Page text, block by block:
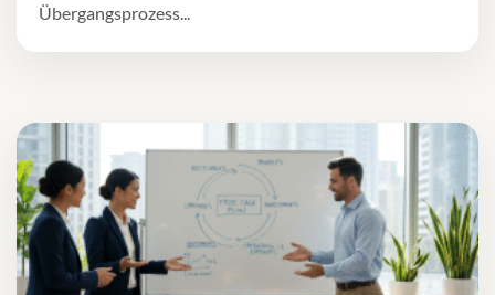
Übergangsprozess...